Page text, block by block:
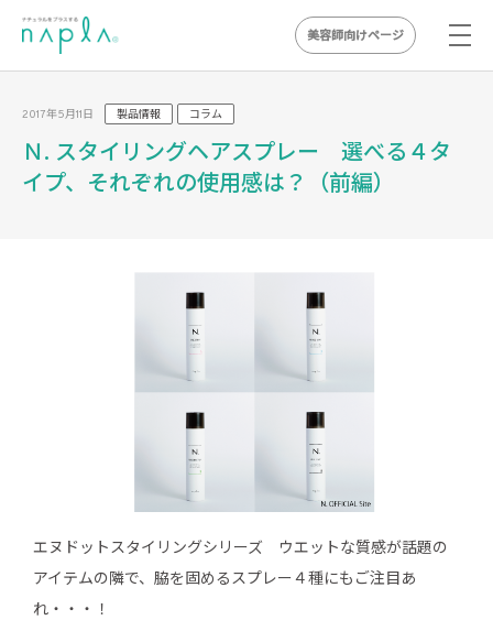
content
美容師向けページ
2017年5月11日 製品情報 コラム
Ｎ. スタイリングヘアスプレー 選べる４タ
イプ、それぞれの使用感は？（前編）
エヌドットスタイリングシリーズ ウエットな質感が話題の
アイテムの隣で、脇を固めるスプレー４種にもご注目あ
れ・・・！